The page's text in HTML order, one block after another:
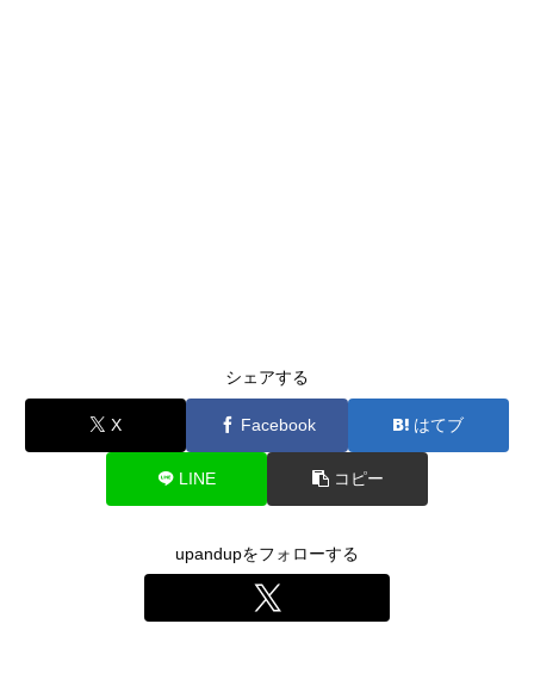
シェアする
X Facebook はてブ
LINE コピー
upandupをフォローする